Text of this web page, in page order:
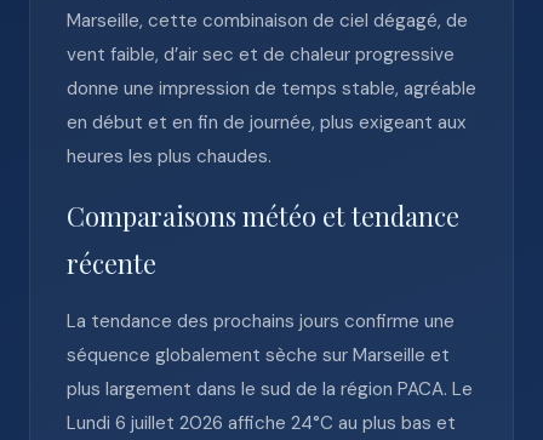
Marseille, cette combinaison de ciel dégagé, de
vent faible, d’air sec et de chaleur progressive
donne une impression de temps stable, agréable
en début et en fin de journée, plus exigeant aux
heures les plus chaudes.
Comparaisons météo et tendance
récente
La tendance des prochains jours confirme une
séquence globalement sèche sur Marseille et
plus largement dans le sud de la région PACA. Le
Lundi 6 juillet 2026 affiche 24°C au plus bas et